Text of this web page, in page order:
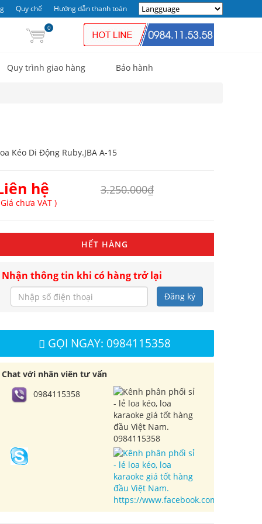
Quy chế Hướng dẫn thanh toán
0
Quy trình giao hàng Bảo hành
Kéo Di Động Ruby.JBA A-15
hệ 3.250.000₫
chưa VAT )
HẾT HÀNG
Nhận thông tin khi có hàng trở lại
Đăng ký
GỌI NGAY: 0984115358
Chat với nhân viên tư vấn
0984115358
0984115358
https://www.facebook.com/